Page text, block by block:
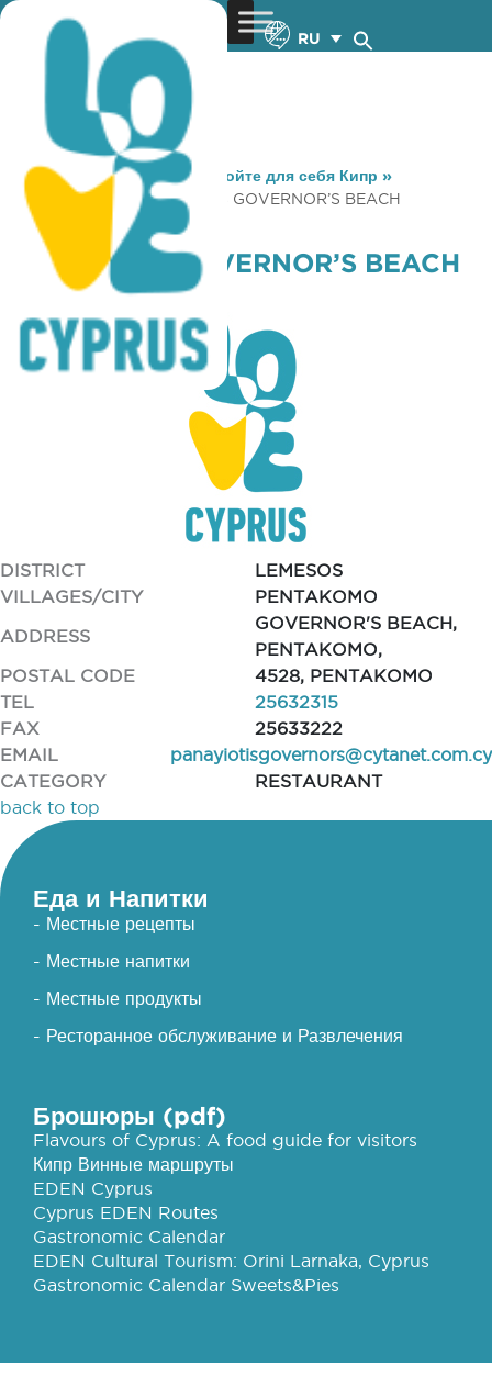
RU
You are here: Home »Откройте для себя Кипр »
Gastronomy
»
PANAYIOTIS GOVERNOR’S BEACH
RESTAURANT
PANAYIOTIS GOVERNOR’S BEACH
RESTAURANT
DISTRICT
LEMESOS
VILLAGES/CITY
PENTAKOMO
ADDRESS
GOVERNOR'S BEACH,
PENTAKOMO,
POSTAL CODE
4528, PENTAKOMO
TEL
25632315
FAX
25633222
EMAIL
panayiotisgovernors@cytanet.com.cy
CATEGORY
RESTAURANT
back to top
Еда и Напитки
- Местные рецепты
- Местные напитки
- Местные продукты
- Ресторанное обслуживание и Развлечения
Брошюры (pdf)
Flavours of Cyprus: A food guide for visitors
Кипр Винные маршруты
EDEN Cyprus
Cyprus EDEN Routes
Gastronomic Calendar
EDEN Cultural Tourism: Orini Larnaka, Cyprus
Gastronomic Calendar Sweets&Pies